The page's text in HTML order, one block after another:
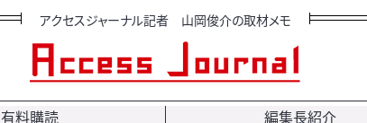
アクセスジャーナル記者 山岡俊介の取材メモ
有料購読 編集長紹介